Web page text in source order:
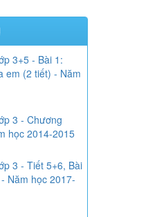
3+5 - Bài 1:
em (2 tiết) - Năm
3 - Chương
học 2014-2015
3 - Tiết 5+6, Bài
Năm học 2017-